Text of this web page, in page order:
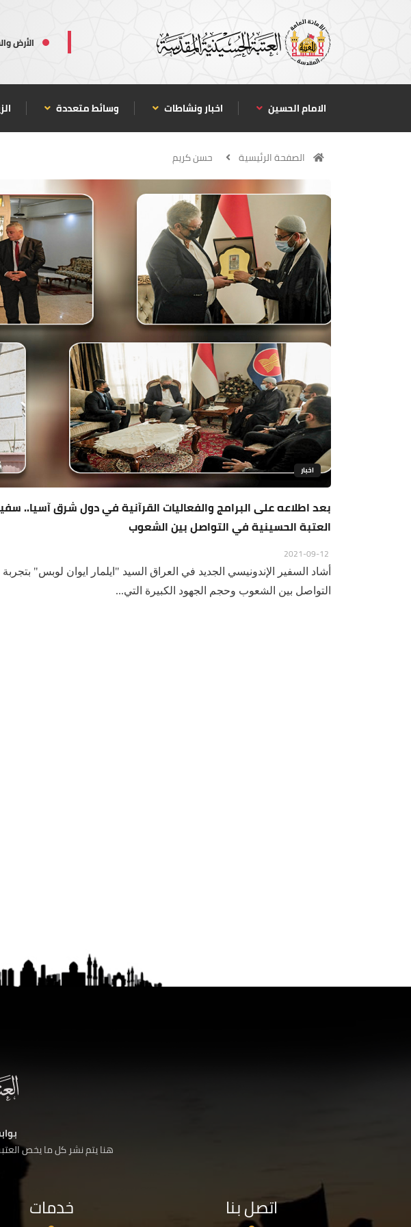
الأرض
الامام الحسين اخبار ونشاطات وسائط متعددة
الصفحة الرئيسية حسن كريم
اخبار
بعد اطلاعه على البرامج والفعاليات القرآنية في دول شرق آسيا..
العتبة الحسينية في التواصل بين الشعوب
أشاد السفير الإندونيسي الجديد في العراق السيد "ايلمار ايوان لوبس"
التواصل بين الشعوب وحجم الجهود الكبيرة التي...
هنا يتم نشر كل ما يخص
اتصل بنا خدمات